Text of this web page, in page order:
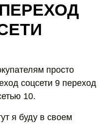
просто
соцсети 9 переход
10.
я буду в своем